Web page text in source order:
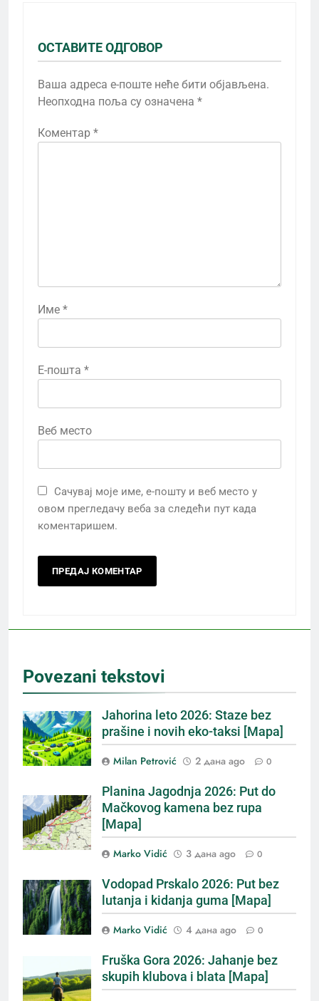
ОСТАВИТЕ ОДГОВОР
Ваша адреса е-поште неће бити објављена.
Неопходна поља су означена *
Коментар *
Име *
Е-пошта *
Веб место
Сачувај моје име, е-пошту и веб место у
овом прегледачу веба за следећи пут када
коментаришем.
Povezani tekstovi
Jahorina leto 2026: Staze bez
prašine i novih eko-taksi [Mapa]
Milan Petrović 2 дана ago 0
Planina Jagodnja 2026: Put do
Mačkovog kamena bez rupa
[Mapa]
Marko Vidić 3 дана ago 0
Vodopad Prskalo 2026: Put bez
lutanja i kidanja guma [Mapa]
Marko Vidić 4 дана ago 0
Fruška Gora 2026: Jahanje bez
skupih klubova i blata [Mapa]